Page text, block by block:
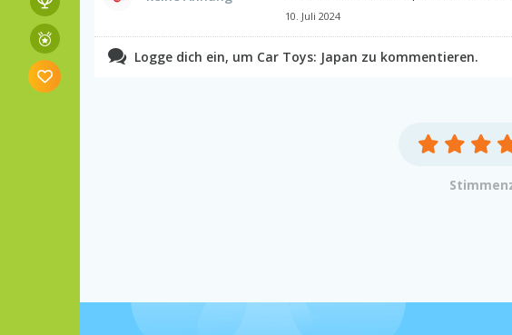
10. Juli 2024
Logge dich ein, um Car Toys: Japan zu kommentieren.